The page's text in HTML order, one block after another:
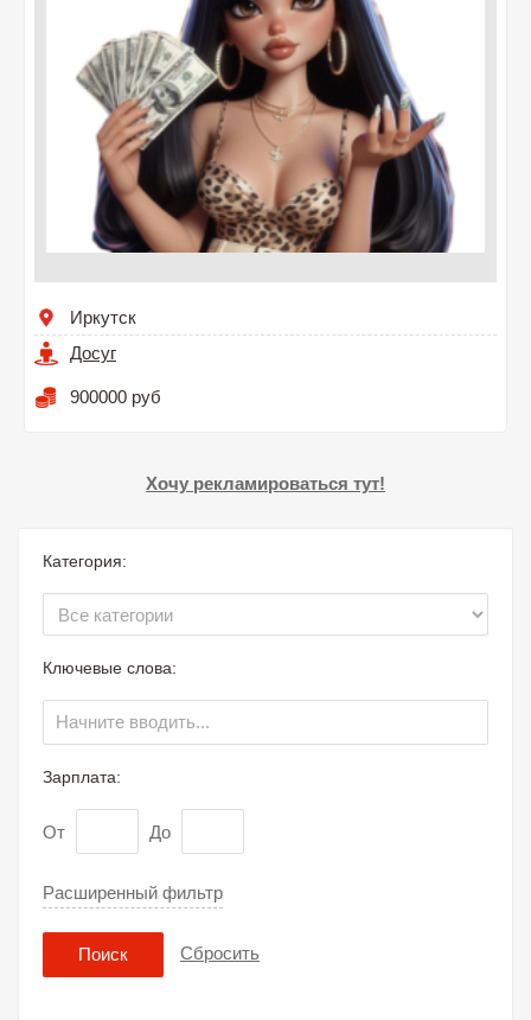
Иркутск
Досуг
900000 руб
Хочу рекламироваться тут!
Категория:
Ключевые слова:
Зарплата:
От До
Расширенный фильтр
Поиск Сбросить